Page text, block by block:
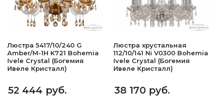
Люстра 5417/10/240 G
Amber/M-1H K721 Bohemia
Ivele Crystal (Богемия
Ивеле Кристалл)
52 444 руб.
Люстра хрустальная
112/10/141 Ni V0300 Bohemia
Ivele Crystal (Богемия
Ивеле Кристалл)
38 170 руб.